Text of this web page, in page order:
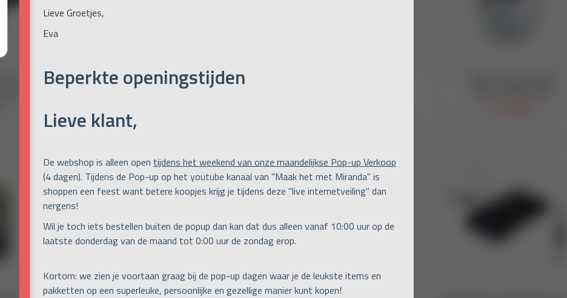
Lieve Groetjes,
Eva
Beperkte openingstijden
Lieve klant,
De webshop is alleen open tijdens het weekend van onze maandelijkse Pop-up Verkoop
(4 dagen). Tijdens de Pop-up op het youtube kanaal van "Maak het met Miranda" is
shoppen een feest want betere koopjes krijg je tijdens deze "live internetveiling" dan
nergens!
Wil je toch iets bestellen buiten de popup dan kan dat dus alleen vanaf 10:00 uur op de
laatste donderdag van de maand tot 0:00 uur de zondag erop.
Kortom: we zien je voortaan graag bij de pop-up dagen waar je de leukste items en
pakketten op een superleuke, persoonlijke en gezellige manier kunt kopen!